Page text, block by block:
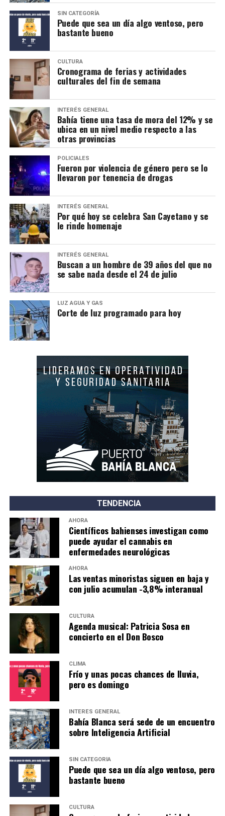
SIN CATEGORÍA
Puede que sea un día algo ventoso, pero
bastante bueno
CULTURA
Cronograma de ferias y actividades
culturales del fin de semana
INTERÉS GENERAL
Bahía tiene una tasa de mora del 12% y se
ubica en un nivel medio respecto a las
otras provincias
POLICIALES
Fueron por violencia de género pero se lo
llevaron por tenencia de drogas
INTERÉS GENERAL
Por qué hoy se celebra San Cayetano y se
le rinde homenaje
INTERÉS GENERAL
Buscan a un hombre de 39 años del que no
se sabe nada desde el 24 de julio
LUZ AGUA Y GAS
Corte de luz programado para hoy
TENDENCIA
AHORA
Científicos bahienses investigan como
puede ayudar el cannabis en
enfermedades neurológicas
AHORA
Las ventas minoristas siguen en baja y
con julio acumulan -3,8% interanual
CULTURA
Agenda musical: Patricia Sosa en
concierto en el Don Bosco
CLIMA
Frío y unas pocas chances de lluvia,
pero es domingo
INTERÉS GENERAL
Bahía Blanca será sede de un encuentro
sobre Inteligencia Artificial
SIN CATEGORÍA
Puede que sea un día algo ventoso, pero
bastante bueno
CULTURA